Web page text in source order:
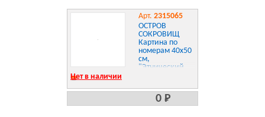
Арт. 2315065
ОСТРОВ
СОКРОВИЩ
Картина по
номерам 40х50
см,
"Этнический
акрил, кисти,
663353
Нет в наличии
0 Р